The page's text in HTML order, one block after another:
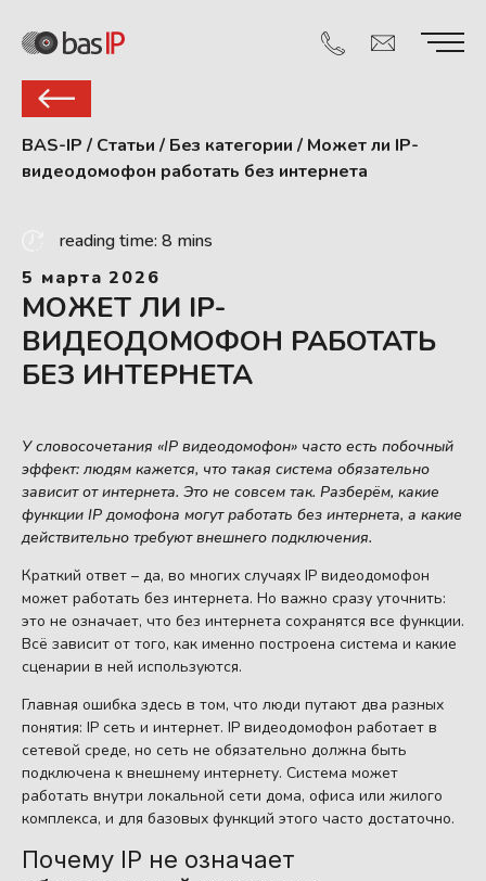
BAS-IP / Статьи / Без категории / Может ли IP-
видеодомофон работать без интернета
reading time: 8 mins
5 марта 2026
МОЖЕТ ЛИ IP-
ВИДЕОДОМОФОН РАБОТАТЬ
БЕЗ ИНТЕРНЕТА
У словосочетания «IP видеодомофон» часто есть побочный
эффект: людям кажется, что такая система обязательно
зависит от интернета. Это не совсем так. Разберём, какие
функции IPдомофона могут работать без интернета, а какие
действительно требуют внешнего подключения.
Краткий ответ – да, во многих случаях IP видеодомофон
может работать без интернета. Но важно сразу уточнить:
это не означает, что без интернета сохранятся все функции.
Всё зависит от того, как именно построена система и какие
сценарии в ней используются.
Главная ошибка здесь в том, что люди путают два разных
понятия: IP сеть и интернет. IP видеодомофон работает в
сетевой среде, но сеть не обязательно должна быть
подключена к внешнему интернету. Система может
работать внутри локальной сети дома, офиса или жилого
комплекса, и для базовых функций этого часто достаточно.
Почему IP не означает